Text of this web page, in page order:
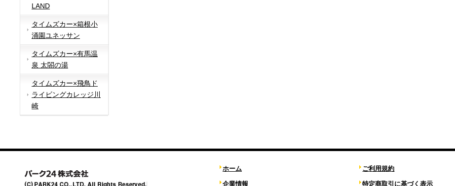
LAND
タイムズカー×箱根小
涌園ユネッサン
タイムズカー×有馬温
泉 太閤の湯
タイムズカー×飛鳥ド
ライビングカレッジ川
崎
ホーム
企業情報
ご利用規約
特定商取引に基づく表示